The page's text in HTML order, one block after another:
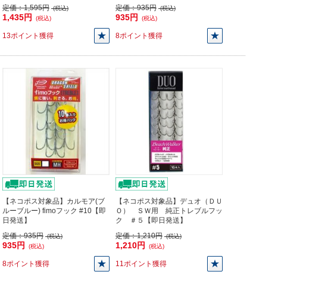
定価：1,595円 (税込)
1,435円 (税込)
13ポイント獲得
定価：935円 (税込)
935円 (税込)
8ポイント獲得
【ネコポス対象品】カルモア(ブ
ルーブルー) fimoフック #10【即
日発送】
定価：935円 (税込)
935円 (税込)
8ポイント獲得
【ネコポス対象品】デュオ（ＤＵ
Ｏ） ＳＷ用 純正トレブルフッ
ク ＃５【即日発送】
定価：1,210円 (税込)
1,210円 (税込)
11ポイント獲得